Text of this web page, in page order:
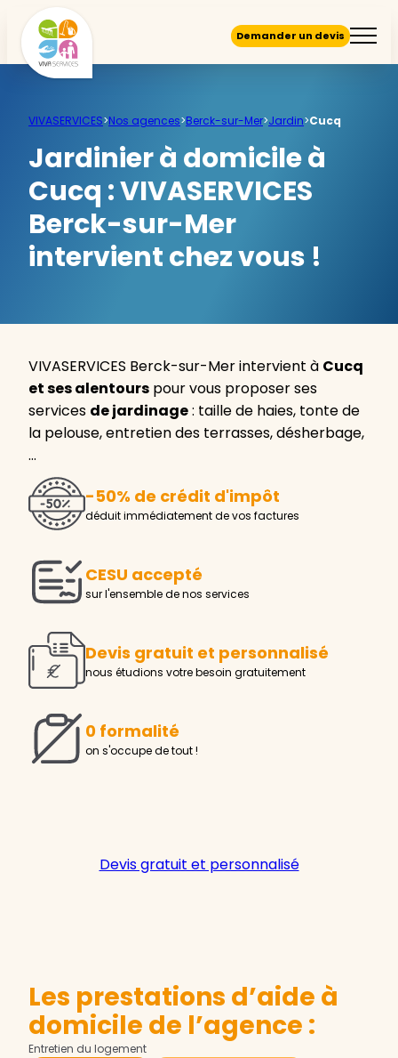
Demander un devis
VIVASERVICES>Nos agences>Berck-sur-Mer>Jardin>Cucq
Jardinier à domicile à
Cucq :VIVASERVICES
Berck-sur-Mer
intervient chez vous !
VIVASERVICES Berck-sur-Mer intervient à Cucq
et ses alentours pour vous proposer ses
services de jardinage: taille de haies, tonte de
la pelouse, entretien des terrasses, désherbage,
…
-50% de crédit d'impôt
déduit immédiatement de vos factures
CESU accepté
sur l'ensemble de nos services
Devis gratuit et personnalisé
nous étudions votre besoin gratuitement
0 formalité
on s'occupe de tout !
Devis gratuit et personnalisé
Les prestations d’aide à
domicile de l’agence :
Entretien du logement